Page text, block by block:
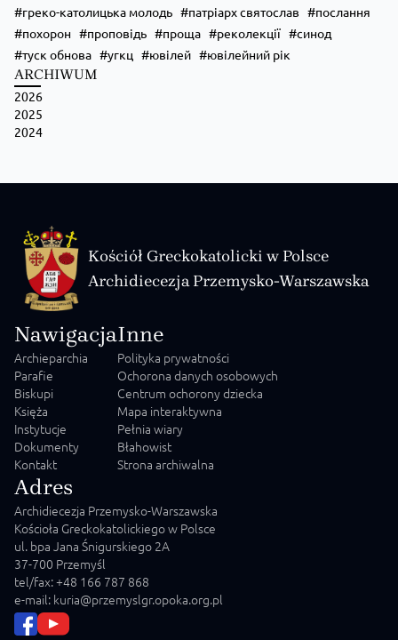
греко-католицька молодь
патріарх святослав
послання
похорон
проповідь проща реколекції
синод
туск обнова
угкц ювілей ювілейний рік
ARCHIWUM
2026
2025
2024
Kościół Greckokatolicki w Polsce
Archidiecezja Przemysko-Warszawska
Nawigacja
Archieparchia
Parafie
Biskupi
Księża
Instytucje
Dokumenty
Kontakt
Inne
Polityka prywatności
Ochorona danych osobowych
Centrum ochorony dziecka
Mapa interaktywna
Pełnia wiary
Błahowist
Strona archiwalna
Adres
Archidiecezja Przemysko-Warszawska
Kościoła Greckokatolickiego w Polsce
ul. bpa Jana Śnigurskiego 2A
37-700 Przemyśl
tel/fax: +48 166 787 868
e-mail: kuria@przemyslgr.opoka.org.pl